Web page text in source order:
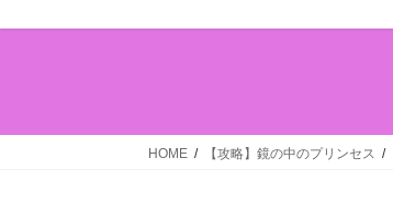
HOME 【攻略】鏡の中のプリンセス